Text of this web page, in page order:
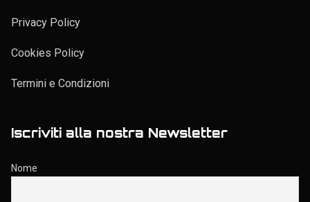
Privacy Policy
Cookies Policy
Termini e Condizioni
Iscriviti alla nostra Newsletter
Nome